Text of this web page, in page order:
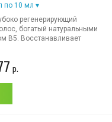
по 10 мл
регенерирующий
богатый натуральными
В5. Восстанавливает
р.